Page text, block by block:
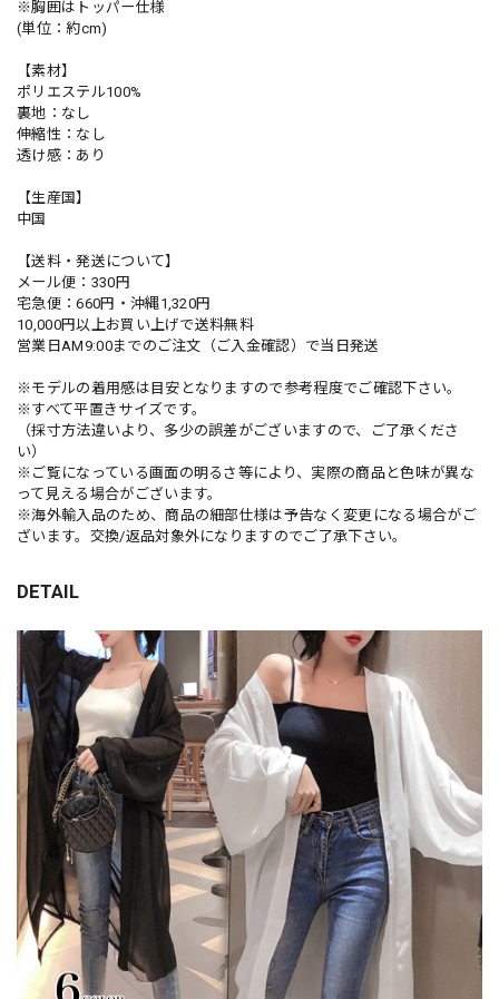
※胸囲はトッパー仕様
(単位：約cm)
【素材】
ポリエステル100%
裏地：なし
伸縮性：なし
透け感：あり
【生産国】
中国
【送料・発送について】
メール便：330円
宅急便：660円・沖縄1,320円
10,000円以上お買い上げで送料無料
営業日AM9:00までのご注文（ご入金確認）で当日発送
※モデルの着用感は目安となりますので参考程度でご確認下さい。
※すべて平置きサイズです。
（採寸方法違いより、多少の誤差がございますので、ご了承くださ
い）
※ご覧になっている画面の明るさ等により、実際の商品と色味が異な
って見える場合がございます。
※海外輸入品のため、商品の細部仕様は予告なく変更になる場合がご
ざいます。交換/返品対象外になりますのでご了承下さい。
DETAIL